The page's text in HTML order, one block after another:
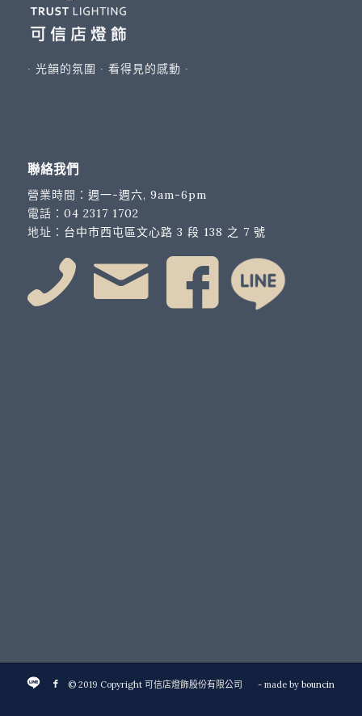
∙ 光韻的氛圍 ∙ 看得見的感動 ∙
聯絡我們
營業時間： 週一-週六, 9am-6pm
電話： 04 2317 1702
地址： 台中市西屯區文心路 3 段 138 之 7 號
© 2019 Copyright 可信店燈飾股份有限公司 - made bybouncin